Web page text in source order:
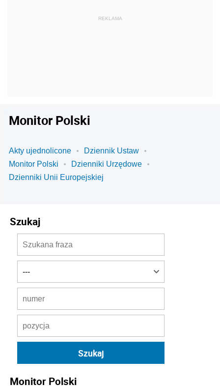
Monitor Polski
Akty ujednolicone
Dziennik Ustaw
Monitor Polski
Dzienniki Urzędowe
Dzienniki Unii Europejskiej
Szukaj
Monitor Polski